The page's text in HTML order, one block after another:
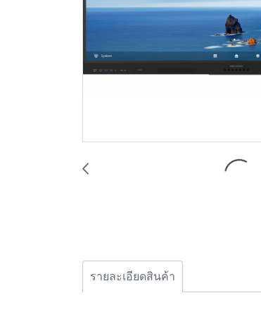
รายละเอียดสินค้า